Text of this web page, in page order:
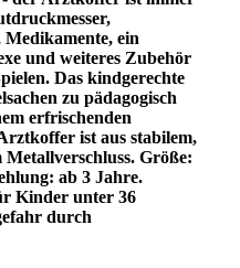
ein
und weiteres Zubehör
Das kindgerechte
zu pädagogisch
erfrischenden
ist aus stabilem,
Größe:
ab 3 Jahre.
Kinder unter 36
durch